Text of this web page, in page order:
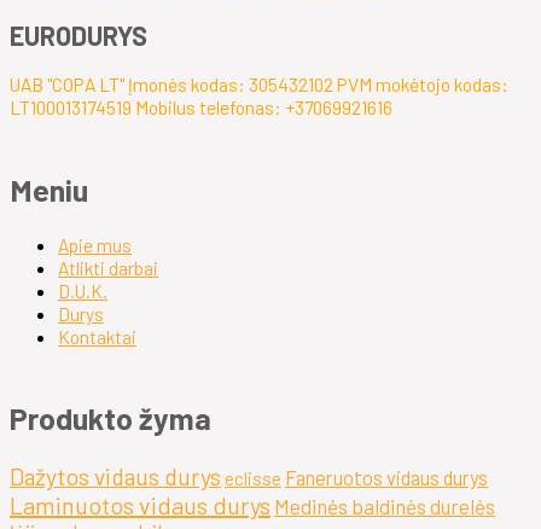
EURODURYS
UAB "COPA LT" Įmonės kodas: 305432102 PVM mokėtojo kodas:
LT100013174519 Mobilus telefonas: +37069921616
Meniu
Apie mus
Atlikti darbai
D.U.K.
Durys
Kontaktai
Produkto žyma
Dažytos vidaus durys eclisse Faneruotos vidaus durys
Laminuotos vidaus durys Medinės baldinės durelės